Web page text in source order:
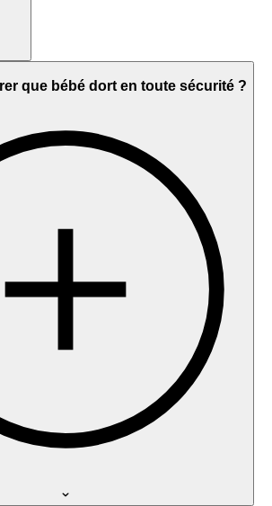
que bébé dort en toute sécurité ?